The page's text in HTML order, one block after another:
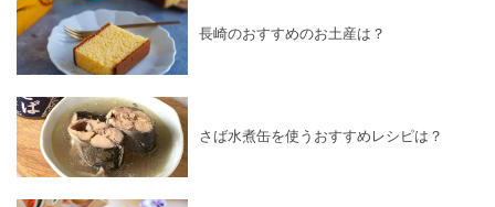
長崎のおすすめのお土産は？
さば水煮缶を使うおすすめレシピは？